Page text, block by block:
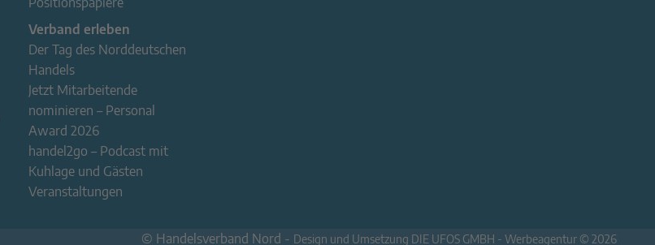
Verband erleben
Der Tag des Norddeutschen
Handels
Jetzt Mitarbeitende
nominieren – Personal
Award 2026
handel2go – Podcast mit
Kuhlage und Gästen
Veranstaltungen
© Handelsverband Nord - Design und Umsetzung DIE UFOS GMBH - Werbeagentur © 2026